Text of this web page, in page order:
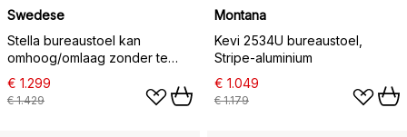
Swedese
Stella bureaustoel kan
omhoog/omlaag zonder te
kantelen, leer elmosoft 99999
zwart, verchroomd onderstel,
veerkrachtige rugleuning
€ 1.299
€ 1.429
Montana
Kevi 2534U bureaustoel,
Stripe-aluminium
€ 1.049
€ 1.179